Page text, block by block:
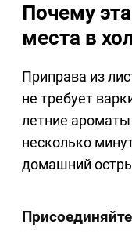
Почему
места в
Приправа из
не требует
летние
несколько
домашний